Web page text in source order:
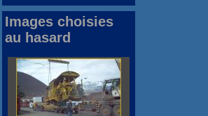
Images choisies
au hasard